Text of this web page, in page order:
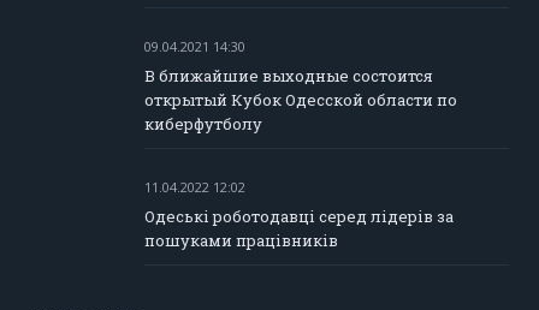
09.04.2021 14:30
В ближайшие выходные состоится
открытый Кубок Одесской области по
киберфутболу
11.04.2022 12:02
Одеські роботодавці серед лідерів за
пошуками працівників